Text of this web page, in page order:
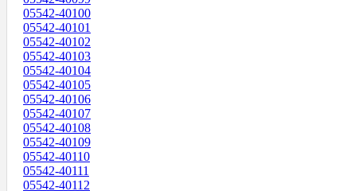
05542-40100
05542-40101
05542-40102
05542-40103
05542-40104
05542-40105
05542-40106
05542-40107
05542-40108
05542-40109
05542-40110
05542-40111
05542-40112